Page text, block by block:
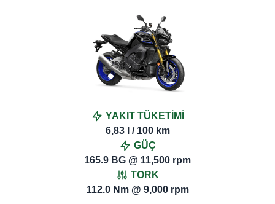
YAKIT TÜKETİMİ
6,83 l / 100 km
GÜÇ
165.9 BG @ 11,500 rpm
TORK
112.0 Nm @ 9,000 rpm